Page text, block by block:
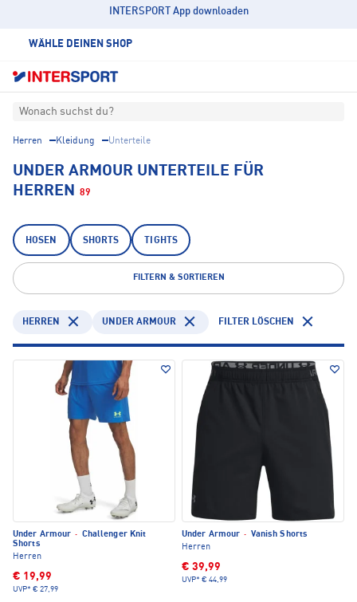
INTERSPORT App downloaden
WÄHLE DEINEN SHOP
Wonach suchst du?
Herren Kleidung Unterteile
UNDER ARMOUR UNTERTEILE FÜR
HERREN 89
HOSEN SHORTS TIGHTS
FILTERN & SORTIEREN
HERREN UNDER ARMOUR FILTER LÖSCHEN
Under Armour · Challenger Knit
Shorts
Herren
€ 19,99
UVP* € 27,99
Under Armour · Vanish Shorts
Herren
€ 39,99
UVP* € 44,99